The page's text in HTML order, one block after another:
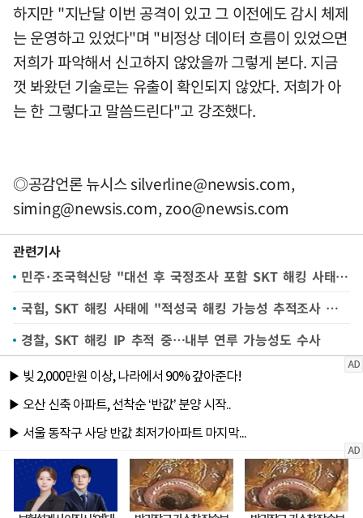
하지만 "지난달 이번 공격이 있고 그 이전에도 감시 체제
는 운영하고 있었다"며 "비정상 데이터 흐름이 있었으면
저희가 파악해서 신고하지 않았을까 그렇게 본다. 지금
껏 봐왔던 기술로는 유출이 확인되지 않았다. 저희가 아
는 한 그렇다고 말씀드린다"고 강조했다.
◎공감언론 뉴시스silverline@newsis.com,
siming@newsis.com, zoo@newsis.com
관련기사
민주·조국혁신당 "대선 후 국정조사 포함 SKT 해킹 사태 진상 파악할 것"
국힘, SKT 해킹 사태에 "적성국 해킹 가능성 추적조사 전방위 확대해야"
경찰, SKT 해킹 IP 추적 중…내부 연루 가능성도 수사